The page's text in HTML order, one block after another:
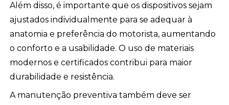
Além disso, é importante que os dispositivos sejam
ajustados individualmente para se adequar à
anatomia e preferência do motorista, aumentando
o conforto e a usabilidade. O uso de materiais
modernos e certificados contribui para maior
durabilidade e resistência.
A manutenção preventiva também deve ser